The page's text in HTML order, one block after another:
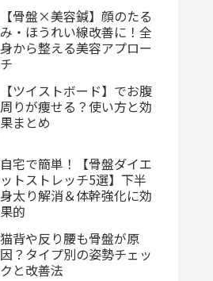
【骨盤×美容鍼】顔のたる
み・ほうれい線改善に！全
身から整える美容アプロー
チ
【ツイストボード】でお腹
周りが痩せる？使い方と効
果まとめ
自宅で簡単！【骨盤ダイエ
ットストレッチ5選】下半
身太り解消＆体幹強化に効
果的
猫背や反り腰も骨盤が原
因？タイプ別の姿勢チェッ
クと改善法